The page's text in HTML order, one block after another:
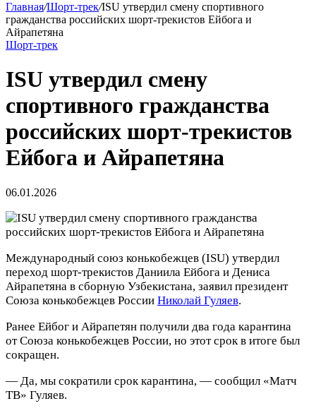
Главная/Шорт-трек/ISU утвердил смену спортивного
гражданства российских шорт‑трекистов Ейбога и
Айрапетяна
Шорт-трек
ISU утвердил смену
спортивного гражданства
российских шорт‑трекистов
Ейбога и Айрапетяна
06.01.2026
Международный союз конькобежцев (ISU) утвердил
переход шорт‑трекистов Даниила Ейбога и Дениса
Айрапетяна в сборную Узбекистана, заявил президент
Союза конькобежцев России Николай Гуляев.
Ранее Ейбог и Айрапетян получили два года карантина
от Союза конькобежцев России, но этот срок в итоге был
сокращен.
— Да, мы сократили срок карантина, — сообщил «Матч
ТВ» Гуляев.